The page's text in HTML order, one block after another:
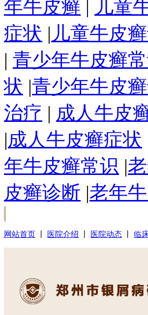
年牛皮癣 | 儿童
症状 | 儿童牛皮
| 青少年牛皮癣
状 |青少年牛皮
治疗 | 成人牛皮
|成人牛皮癣症状
年牛皮癣常识 |
皮癣诊断 |老年
网站首页 医院介绍 医院动态 临